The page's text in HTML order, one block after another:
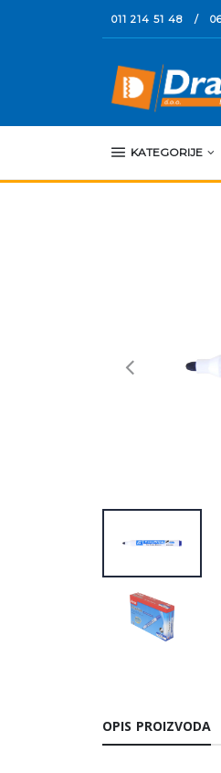
011 214 51 48 /
KATEGORIJE
OPIS PROIZVODA